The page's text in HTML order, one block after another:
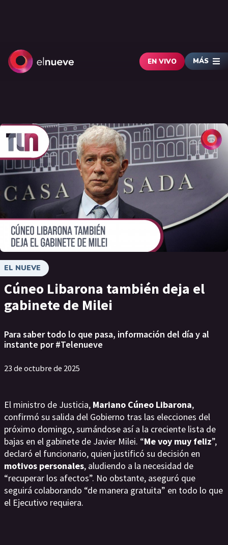
EN VIVO MÁS
EL NUEVE
Cúneo Libarona también deja el
gabinete de Milei
Para saber todo lo que pasa, información del día y al
instante por #Telenueve
23 de octubre de 2025
El ministro de Justicia, Mariano Cúneo Libarona,
confirmó su salida del Gobierno tras las elecciones del
próximo domingo, sumándose así a la creciente lista de
bajas en el gabinete de Javier Milei. “Me voy muy feliz”,
declaró el funcionario, quien justificó su decisión en
motivos personales, aludiendo a la necesidad de
“recuperar los afectos”. No obstante, aseguró que
seguirá colaborando “de manera gratuita” en todo lo que
el Ejecutivo requiera.